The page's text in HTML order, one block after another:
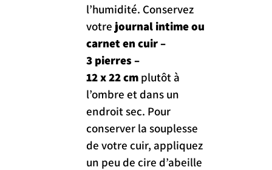
l’humidité. Conservez
votre journal intime ou
carnet en cuir –
3 pierres –
12 x 22 cm plutôt à
l’ombre et dans un
endroit sec. Pour
conserver la souplesse
de votre cuir, appliquez
un peu de cire d’abeille